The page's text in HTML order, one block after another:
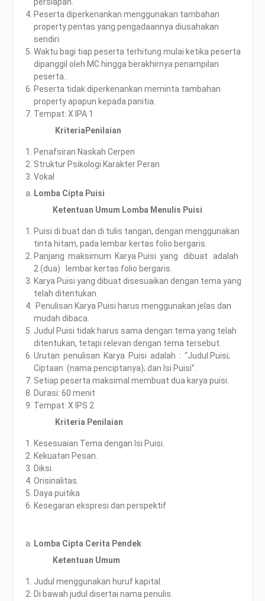
Peserta diperkenankan menggunakan tambahan
property pentas yang pengadaannya diusahakan
sendiri.
Waktu bagi tiap peserta terhitung mulai ketika peserta
dipanggil oleh MC hingga berakhirnya penampilan
peserta..
Peserta tidak diperkenankan meminta tambahan
property apapun kepada panitia.
Tempat: X IPA 1
KriteriaPenilaian
Penafsiran Naskah Cerpen
Struktur Psikologi Karakter Peran
Vokal
Lomba Cipta Puisi
Ketentuan Umum Lomba Menulis Puisi
Puisi di buat dan di tulis tangan, dengan menggunakan
tinta hitam, pada lembar kertas folio bergaris.
Panjang maksimum Karya Puisi yang dibuat adalah
2 (dua) lembar kertas folio bergaris.
Karya Puisi yang dibuat disesuaikan dengan tema yang
telah ditentukan.
Penulisan Karya Puisi harus menggunakan jelas dan
mudah dibaca.
Judul Puisi tidak harus sama dengan tema yang telah
ditentukan, tetapi relevan dengan tema tersebut.
Urutan penulisan Karya Puisi adalah : “Judul Puisi;
Ciptaan (nama penciptanya); dan Isi Puisi”.
Setiap peserta maksimal membuat dua karya puisi.
Durasi: 60 menit
Tempat: X IPS 2
Kriteria Penilaian
Kesesuaian Tema dengan Isi Puisi.
Kekuatan Pesan.
Diksi.
Orisinalitas.
Daya puitika
Kesegaran ekspresi dan perspektif
Lomba Cipta Cerita Pendek
Ketentuan Umum
Judul menggunakan huruf kapital.
Di bawah judul disertai nama penulis.